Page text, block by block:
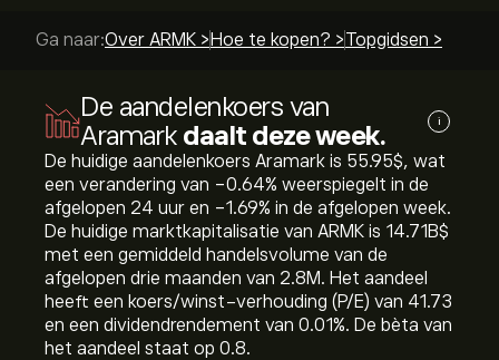
Ga naar:Over ARMK > Hoe te kopen? >Topgidsen >
De aandelenkoers van
Aramark daalt deze week. i
De huidige aandelenkoers Aramark is 55.95‎$‎, wat
een verandering van ‎-0.64‎% weerspiegelt in de
afgelopen 24 uur en ‎-1.69‎% in de afgelopen week.
De huidige marktkapitalisatie van ARMK is 14.71B‎$‎
met een gemiddeld handelsvolume van de
afgelopen drie maanden van 2.8M. Het aandeel
heeft een koers/winst-verhouding (P/E) van 41.73
en een dividendrendement van 0.01%. De bèta van
het aandeel staat op 0.8.